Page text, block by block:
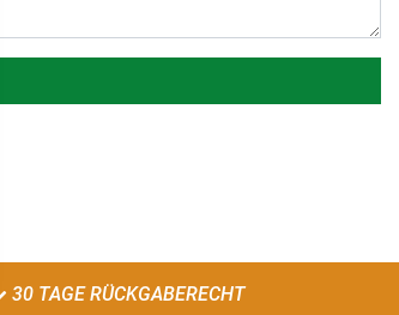
30 TAGE RÜCKGABERECHT